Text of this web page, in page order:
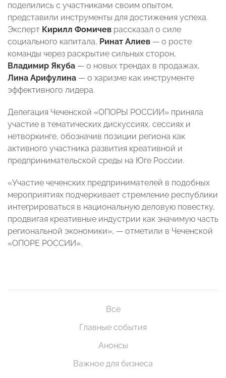
поделились с участниками своим опытом,
представили инструменты для достижения успеха.
Эксперт Кирилл Фомичев рассказал о силе
социального капитала, Ринат Алиев — о росте
команды через раскрытие сильных сторон,
Владимир Якуба — о новых трендах в продажах,
Лина Арифулина — о харизме как инструменте
эффективного лидера.
Делегация Чеченской «ОПОРЫ РОССИИ» приняла
участие в тематических дискуссиях, сессиях и
нетворкинге, обозначив позиции региона как
активного участника развития креативной и
предпринимательской среды на Юге России.
«Участие чеченских предпринимателей в подобных
мероприятиях подчеркивает стремление республики
интегрироваться в национальную деловую повестку,
продвигая креативные индустрии как значимую часть
региональной экономики», — отметили в Чеченской
«ОПОРЕ РОССИИ».
Все
Главные события
Анонсы
Важное для бизнеса